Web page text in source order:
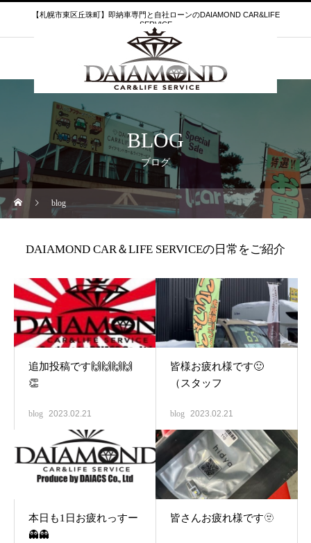
【札幌市東区丘珠町】即納車専門と自社ローンのDAIAMOND CAR&LIFE
SERVICE
BLOG
ブログ
blog
DAIAMOND CAR＆LIFE SERVICEの日常をご紹介
追加投稿です🙌🙌🙌🙌
👏
blog 2023.02.21
皆様お疲れ様です🙂
（スタッフ
blog 2023.02.21
本日も1日お疲れっすー
👻👻
皆さんお疲れ様です🫥